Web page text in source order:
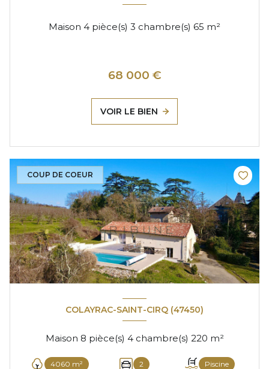
Maison 4 pièce(s) 3 chambre(s) 65 m²
68 000 €
VOIR LE BIEN
COUP DE COEUR
COLAYRAC-SAINT-CIRQ (47450)
Maison 8 pièce(s) 4 chambre(s) 220 m²
4060 m² 2 Piscine